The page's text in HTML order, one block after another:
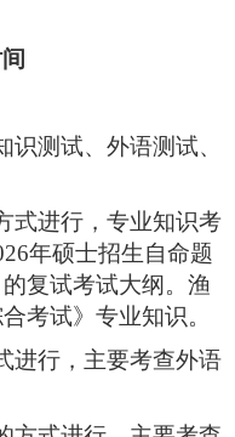
测试、外语测试、
式进行 ，专业知识考
年硕士招生自命题
复试考试大纲。渔
考试》专业知识。
进行，主要考查外语